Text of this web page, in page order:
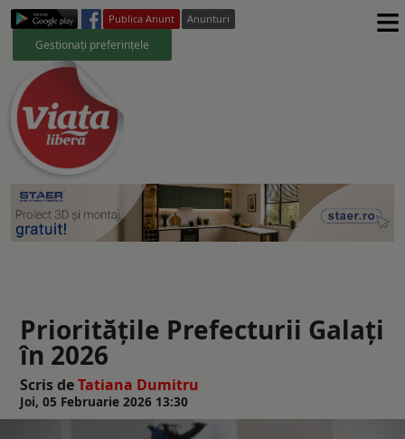
Publica Anunt Anunturi
Gestionați preferințele ≡
Prioritățile Prefecturii Galați
în 2026
Scris deTatiana Dumitru
Joi, 05 Februarie 2026 13:30